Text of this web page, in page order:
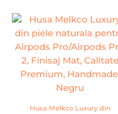
Husa Melkco Luxury din